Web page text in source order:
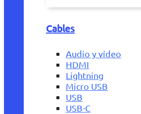
Cables
Audio y vídeo
HDMI
Lightning
Micro USB
USB
USB-C